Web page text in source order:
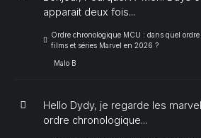
apparait deux fois...
Ordre chronologique MCU : dans quel ordre
films et séries Marvel en 2026 ?
Malo B
Hello Dydy, je regarde les
ordre chronologique...